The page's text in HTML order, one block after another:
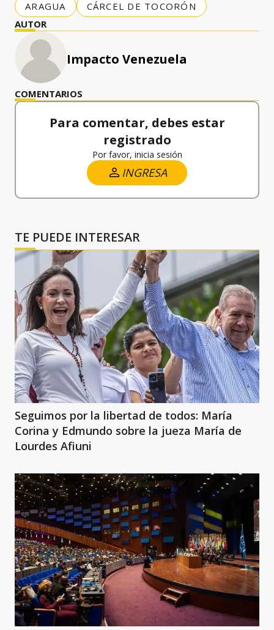
ARAGUA
CÁRCEL DE TOCORÓN
AUTOR
Impacto Venezuela
COMENTARIOS
Para comentar, debes estar
registrado
Por favor, inicia sesión
INGRESA
TE PUEDE INTERESAR
Seguimos por la libertad de todos: María
Corina y Edmundo sobre la jueza María de
Lourdes Afiuni